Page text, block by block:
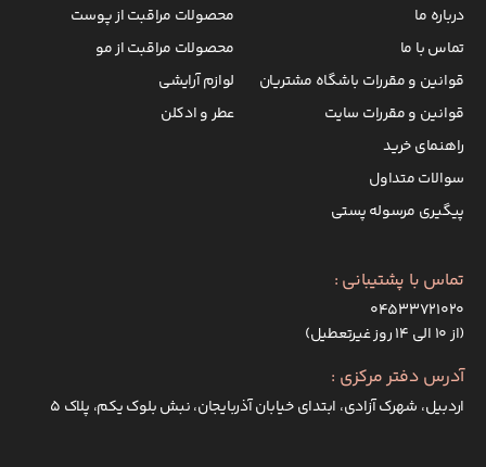
درباره ما
تماس با ما
قوانین و مقررات باشگاه مشتریان
قوانین و مقررات سایت
راهنمای خرید
سوالات متداول
پیگیری مرسوله پستی
محصولات مراقبت از پوست
محصولات مراقبت از مو
لوازم آرایشی
عطر و ادکلن
تماس با پشتیبانی :
۰۴۵۳۳۷۲۱۰۲۰
(از ۱۰ الی ۱۴ روز غیرتعطیل)
آدرس دفتر مرکزی :
اردبیل، شهرک آزادی، ابتدای خیابان آذربایجان، نبش بلوک یکم، پلاک 5